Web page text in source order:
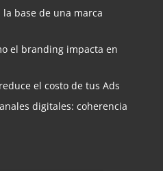
base de una marca
el branding impacta en
el costo de tus Ads
digitales: coherencia